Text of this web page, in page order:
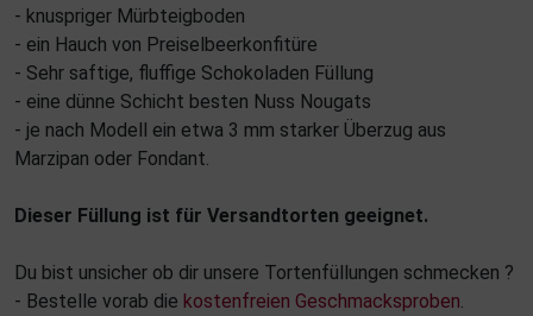
- knuspriger Mürbteigboden
- ein Hauch von Preiselbeerkonfitüre
- Sehr saftige, fluffige Schokoladen Füllung
- eine dünne Schicht besten Nuss Nougats
- je nach Modell ein etwa 3 mm starker Überzug aus
Marzipan oder Fondant.
Dieser Füllung ist für Versandtorten geeignet.
Du bist unsicher ob dir unsere Tortenfüllungen schmecken ?
- Bestelle vorab die kostenfreien Geschmacksproben.